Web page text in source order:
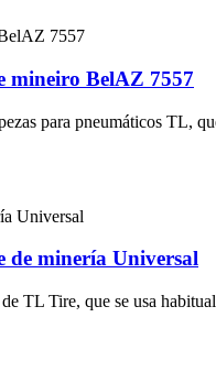
mineiro BelAZ 7557
para pneumáticos TL,
de minería Universal
TL Tire, que se usa